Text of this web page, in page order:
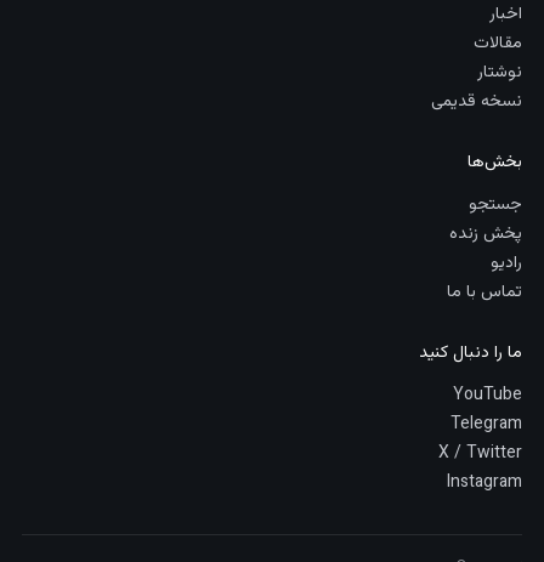
اخبار
مقالات
نوشتار
نسخه قدیمی
بخش‌ها
جستجو
پخش زنده
رادیو
تماس با ما
ما را دنبال کنید
YouTube
Telegram
X / Twitter
Instagram